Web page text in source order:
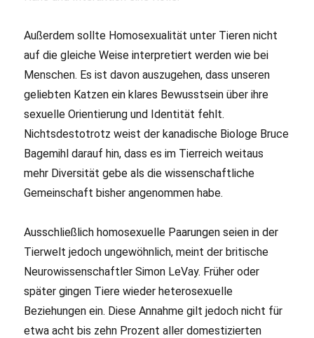
Außerdem sollte Homosexualität unter Tieren nicht
auf die gleiche Weise interpretiert werden wie bei
Menschen. Es ist davon auszugehen, dass unseren
geliebten Katzen ein klares Bewusstsein über ihre
sexuelle Orientierung und Identität fehlt.
Nichtsdestotrotz weist der kanadische Biologe Bruce
Bagemihl darauf hin, dass es im Tierreich weitaus
mehr Diversität gebe als die wissenschaftliche
Gemeinschaft bisher angenommen habe.
Ausschließlich homosexuelle Paarungen seien in der
Tierwelt jedoch ungewöhnlich, meint der britische
Neurowissenschaftler Simon LeVay. Früher oder
später gingen Tiere wieder heterosexuelle
Beziehungen ein. Diese Annahme gilt jedoch nicht für
etwa acht bis zehn Prozent aller domestizierten